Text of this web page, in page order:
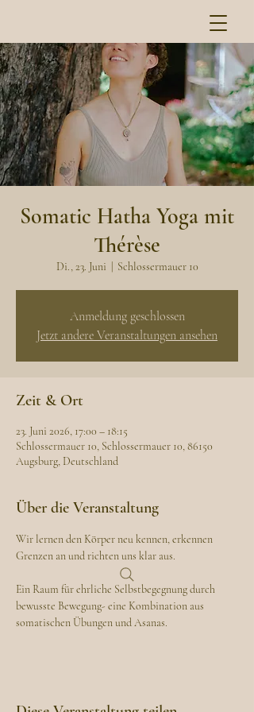
Somatic Hatha Yoga mit
Thérèse
Di., 23. Juni Schlossermauer 10
Anmeldung geschlossen
Jetzt andere Veranstaltungen ansehen
Zeit & Ort
23. Juni 2026, 17:00 – 18:15
Schlossermauer 10, Schlossermauer 10, 86150
Augsburg, Deutschland
Über die Veranstaltung
Wir lernen den Körper neu kennen, erkennen
Grenzen an und richten uns klar aus.
Ein Raum für ehrliche Selbstbegegnung durch
bewusste Bewegung- eine Kombination aus
somatischen Übungen und Asanas.